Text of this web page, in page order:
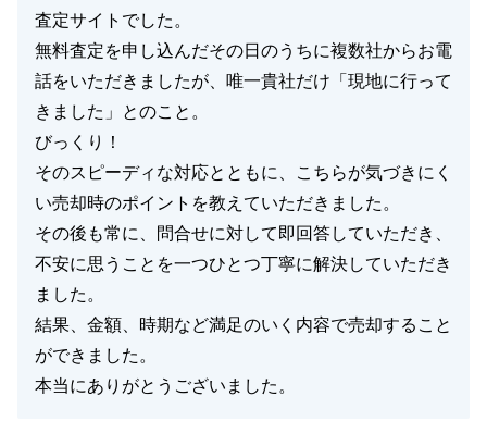
査定サイトでした。
無料査定を申し込んだその日のうちに複数社からお電
話をいただきましたが、唯一貴社だけ「現地に行って
きました」とのこと。
びっくり！
そのスピーディな対応とともに、こちらが気づきにく
い売却時のポイントを教えていただきました。
その後も常に、問合せに対して即回答していただき、
不安に思うことを一つひとつ丁寧に解決していただき
ました。
結果、金額、時期など満足のいく内容で売却すること
ができました。
本当にありがとうございました。